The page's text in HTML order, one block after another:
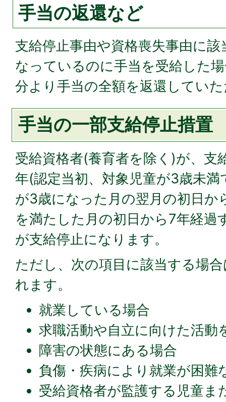
手当の返還など
支給停止事由や資格喪失事由に
なっているのに手当を受給した
分より手当の全額を返還してい
手当の一部支給停止措置
受給資格者(養育者を除く)が、支
年(認定当初、対象児童が3歳未
が3歳になった月の翌月の初日か
を満たした月の初日から7年経過
が支給停止になります。
ただし、次の項目に該当する場
れます。
就業している場合
求職活動や自立に向けた活動
障害の状態にある場合
負傷・疾病により就業が困難
受給資格者が監護する児童ま